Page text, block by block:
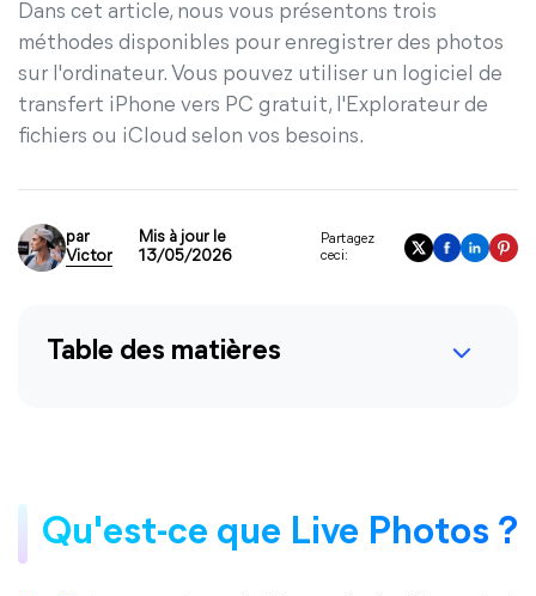
Dans cet article, nous vous présentons trois
méthodes disponibles pour enregistrer des photos
sur l'ordinateur. Vous pouvez utiliser un logiciel de
transfert iPhone vers PC gratuit, l'Explorateur de
fichiers ou iCloud selon vos besoins.
par
Victor
Mis à jour le
13/05/2026
Partagez
ceci:
Table des matières
Qu'est-ce que Live Photos ?